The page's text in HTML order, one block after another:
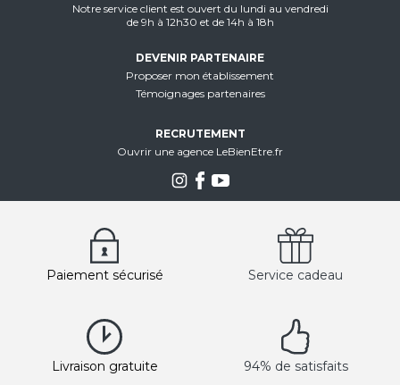
Notre service client est ouvert du lundi au vendredi
de 9h à 12h30 et de 14h à 18h
DEVENIR PARTENAIRE
Proposer mon établissement
Témoignages partenaires
RECRUTEMENT
Ouvrir une agence LeBienEtre.fr
Paiement sécurisé Service cadeau
Livraison gratuite 94% de satisfaits